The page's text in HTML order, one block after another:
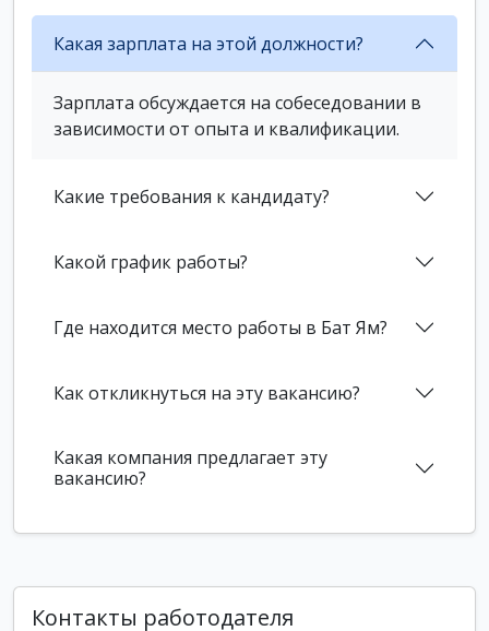
Какая зарплата на этой должности?
Зарплата обсуждается на собеседовании в
зависимости от опыта и квалификации.
Какие требования к кандидату?
Какой график работы?
Где находится место работы в Бат Ям?
Как откликнуться на эту вакансию?
Какая компания предлагает эту
вакансию?
Контакты работодателя